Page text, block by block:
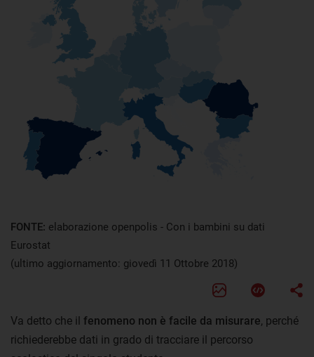
FONTE: elaborazione openpolis - Con i bambini su dati
Eurostat
(ultimo aggiornamento: giovedì 11 Ottobre 2018)
Va detto che il fenomeno non è facile da misurare, perché
richiederebbe dati in grado di tracciare il percorso